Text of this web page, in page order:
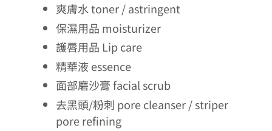
爽膚水 toner / astringent
保濕用品 moisturizer
護唇用品 Lip care
精華液 essence
面部磨沙膏 facial scrub
去黑頭/粉刺 pore cleanser / striper
pore refining